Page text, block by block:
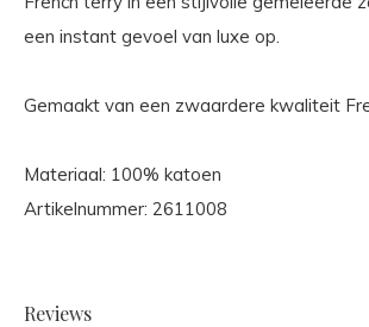
een instant gevoel van luxe op.
Gemaakt van een zwaardere kwaliteit
Materiaal: 100% katoen
Artikelnummer: 2611008
Reviews